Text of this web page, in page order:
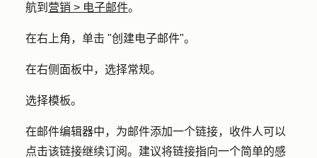
航到 营销 > 电子邮件。
在右上角，单击 "创建电子邮件"。
在右侧面板中，选择常规。
选择模板。
在邮件编辑器中，为邮件添加一个链接，收件人可以
点击该链接继续订阅。建议将链接指向一个简单的感